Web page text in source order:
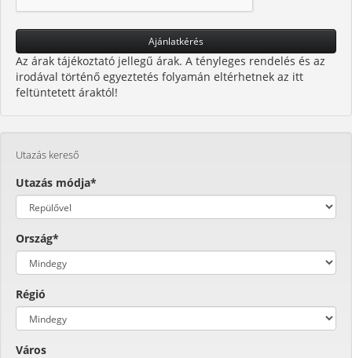
Az árak tájékoztató jellegű árak. A tényleges rendelés és az
irodával történő egyeztetés folyamán eltérhetnek az itt
feltüntetett áraktól!
Utazás kereső
Utazás módja*
Ország*
Régió
Város